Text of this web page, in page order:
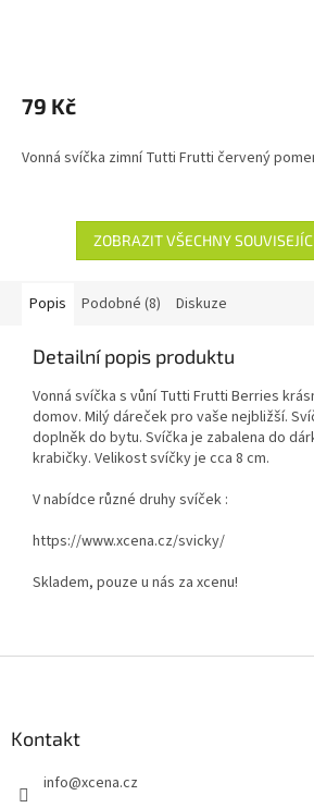
79 Kč
Vonná svíčka zimní Tutti Frutti červený
ZOBRAZIT VŠECHNY
Popis Podobné (8) Diskuze
Detailní popis produktu
Vonná svíčka s vůní Tutti Frutti Berries
domov. Milý dáreček pro vaše nejbližší.
doplněk do bytu. Svíčka je zabalena do
krabičky. Velikost svíčky je cca 8 cm.
V nabídce různé druhy svíček :
https://www.xcena.cz/svicky/
Skladem, pouze u nás za xcenu!
Kontakt
info@xcena.cz